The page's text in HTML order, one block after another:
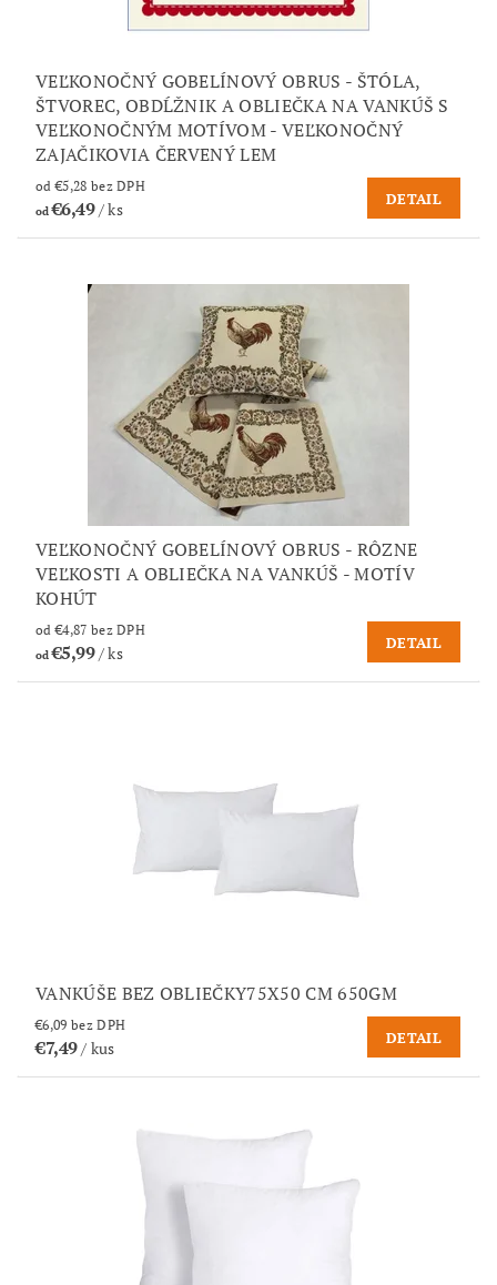
VEĽKONOČNÝ GOBELÍNOVÝ OBRUS - ŠTÓLA,
ŠTVOREC, OBDĹŽNIK A OBLIEČKA NA VANKÚŠ S
VEĽKONOČNÝM MOTÍVOM - VEĽKONOČNÝ
ZAJAČIKOVIA ČERVENÝ LEM
od €5,28 bez DPH
od€6,49/ ks
DETAIL
VEĽKONOČNÝ GOBELÍNOVÝ OBRUS - RÔZNE
VEĽKOSTI A OBLIEČKA NA VANKÚŠ - MOTÍV
KOHÚT
od €4,87 bez DPH
od€5,99/ ks
DETAIL
VANKÚŠE BEZ OBLIEČKY75X50 CM 650GM
€6,09 bez DPH
€7,49/ kus
DETAIL